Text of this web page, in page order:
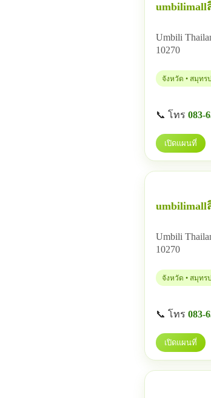
Umbili
10270
จังหวัด • สมุทร
📞 โทร 083-
เปิดแผนที่
Umbili
10270
จังหวัด • สมุทร
📞 โทร 083-
เปิดแผนที่